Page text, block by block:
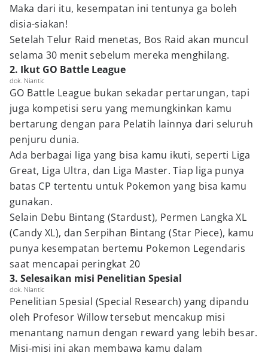
Maka dari itu, kesempatan ini tentunya ga boleh
disia-siakan!
Setelah Telur Raid menetas, Bos Raid akan muncul
selama 30 menit sebelum mereka menghilang.
2. Ikut GO Battle League
dok. Niantic
GO Battle League bukan sekadar pertarungan, tapi
juga kompetisi seru yang memungkinkan kamu
bertarung dengan para Pelatih lainnya dari seluruh
penjuru dunia.
Ada berbagai liga yang bisa kamu ikuti, seperti Liga
Great, Liga Ultra, dan Liga Master. Tiap liga punya
batas CP tertentu untuk Pokemon yang bisa kamu
gunakan.
Selain Debu Bintang (Stardust), Permen Langka XL
(Candy XL), dan Serpihan Bintang (Star Piece), kamu
punya kesempatan bertemu Pokemon Legendaris
saat mencapai peringkat 20
3. Selesaikan misi Penelitian Spesial
dok. Niantic
Penelitian Spesial (Special Research) yang dipandu
oleh Profesor Willow tersebut mencakup misi
menantang namun dengan reward yang lebih besar.
Misi-misi ini akan membawa kamu dalam